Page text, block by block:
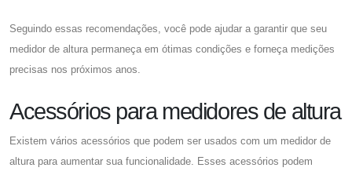
Seguindo essas recomendações, você pode ajudar a garantir que seu
medidor de altura permaneça em ótimas condições e forneça medições
precisas nos próximos anos.
Acessórios para medidores de altura
Existem vários acessórios que podem ser usados ​​com um medidor de
altura para aumentar sua funcionalidade. Esses acessórios podem